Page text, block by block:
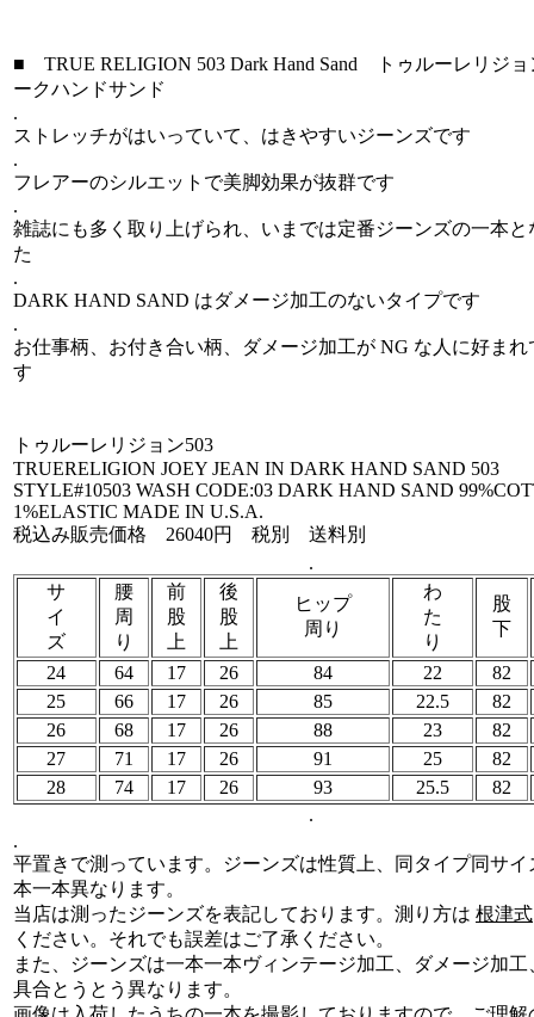
■ TRUE RELIGION 503 Dark Hand Sand トゥルーレリジョ
ークハンドサンド
.
ストレッチがはいっていて、はきやすいジーンズです
.
フレアーのシルエットで美脚効果が抜群です
.
雑誌にも多く取り上げられ、いまでは定番ジーンズの一本と
た
.
DARK HAND SAND はダメージ加工のないタイプです
.
お仕事柄、お付き合い柄、ダメージ加工が NG な人に好まれ
す
トゥルーレリジョン503
TRUERELIGION JOEY JEAN IN DARK HAND SAND 503
STYLE#10503 WASH CODE:03 DARK HAND SAND
1%ELASTIC MADE IN U.S.A.
税込み販売価格 26040円 税別 送料別
.
サ
イ
ズ
腰
周
り
前
股
上
後
股
上
ヒップ
周り
わ
た
り
股
下
24 64 17 26 84 22
82
25
66 17 26 85 22.5
82
26
68 17 26 88 23
82
27
71 17 26 91 25
82
28
74 17 26 93 25.5
82
.
.
平置きで測っています。ジーンズは性質上、同タイプ同サイ
本一本異なります。
当店は測ったジーンズを表記しております。測り方は 根津式
ください。それでも誤差はご了承ください。
また、ジーンズは一本一本ヴィンテージ加工、ダメージ加工
具合とうとう異なります。